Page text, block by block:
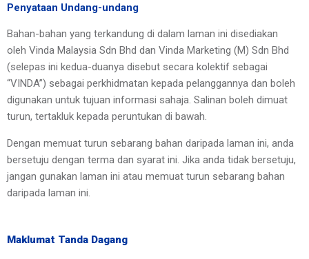
Penyataan Undang-undang
Bahan-bahan yang terkandung di dalam laman ini disediakan
oleh Vinda Malaysia Sdn Bhd dan Vinda Marketing (M) Sdn Bhd
(selepas ini kedua-duanya disebut secara kolektif sebagai
“VINDA”) sebagai perkhidmatan kepada pelanggannya dan boleh
digunakan untuk tujuan informasi sahaja. Salinan boleh dimuat
turun, tertakluk kepada peruntukan di bawah.
Dengan memuat turun sebarang bahan daripada laman ini, anda
bersetuju dengan terma dan syarat ini. Jika anda tidak bersetuju,
jangan gunakan laman ini atau memuat turun sebarang bahan
daripada laman ini.
Maklumat Tanda Dagang